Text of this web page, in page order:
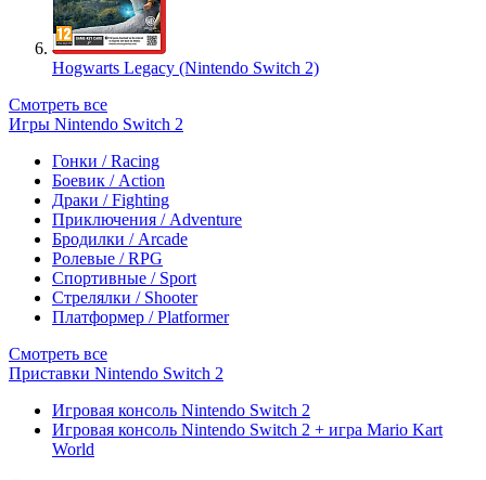
Hogwarts Legacy (Nintendo Switch 2)
Смотреть все
Игры Nintendo Switch 2
Гонки / Racing
Боевик / Action
Драки / Fighting
Приключения / Adventure
Бродилки / Arcade
Ролевые / RPG
Спортивные / Sport
Стрелялки / Shooter
Платформер / Platformer
Смотреть все
Приставки Nintendo Switch 2
Игровая консоль Nintendo Switch 2
Игровая консоль Nintendo Switch 2 + игра Mario Kart
World